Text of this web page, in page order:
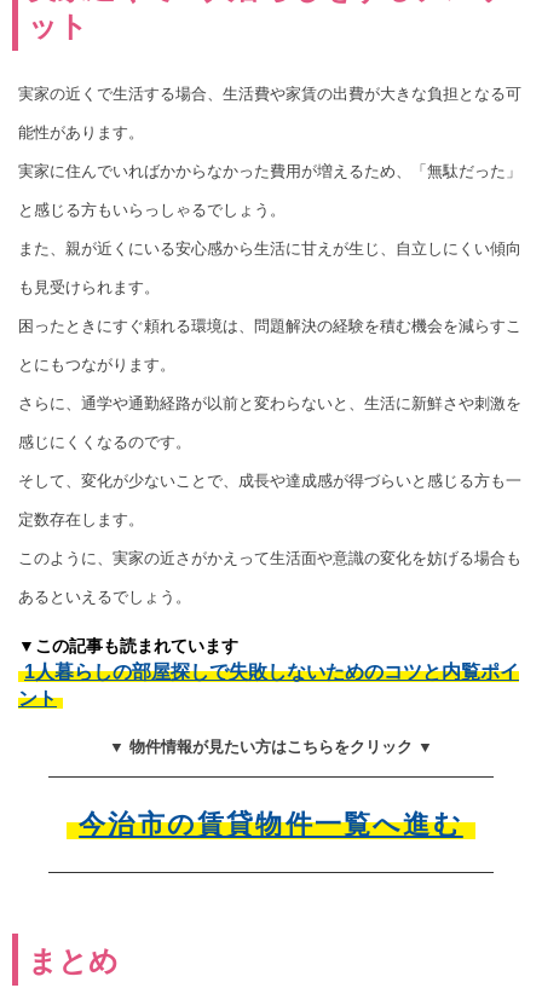
ット
実家の近くで生活する場合、生活費や家賃の出費が大きな負担となる可
能性があります。
実家に住んでいればかからなかった費用が増えるため、「無駄だった」
と感じる方もいらっしゃるでしょう。
また、親が近くにいる安心感から生活に甘えが生じ、自立しにくい傾向
も見受けられます。
困ったときにすぐ頼れる環境は、問題解決の経験を積む機会を減らすこ
とにもつながります。
さらに、通学や通勤経路が以前と変わらないと、生活に新鮮さや刺激を
感じにくくなるのです。
そして、変化が少ないことで、成長や達成感が得づらいと感じる方も一
定数存在します。
このように、実家の近さがかえって生活面や意識の変化を妨げる場合も
あるといえるでしょう。
▼この記事も読まれています
1人暮らしの部屋探しで失敗しないためのコツと内覧ポイ
ント
▼ 物件情報が見たい方はこちらをクリック ▼
今治市の賃貸物件一覧へ進む
まとめ